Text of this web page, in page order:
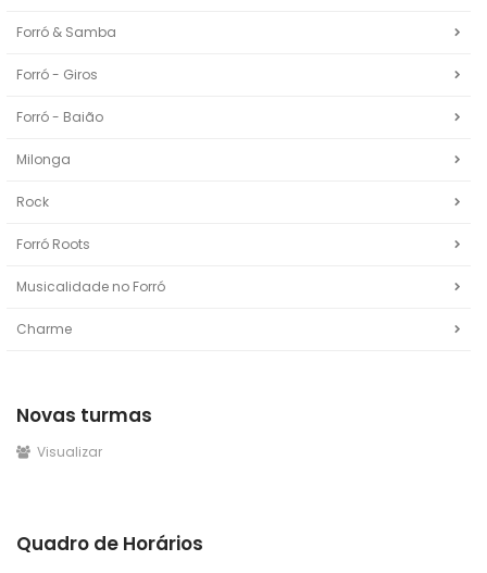
Forró & Samba
Forró - Giros
Forró - Baião
Milonga
Rock
Forró Roots
Musicalidade no Forró
Charme
Novas turmas
Visualizar
Quadro de Horários